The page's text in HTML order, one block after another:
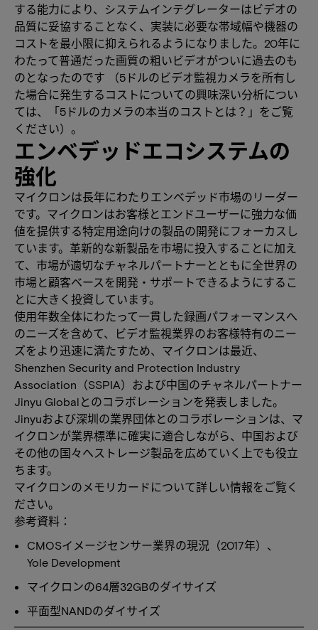
する能力により、システムインテグレーターはビデオの
品質に妥協することなく、実装に必要な帯域幅や機器の
コストを最小限に抑えられるようになりました。20年に
わたって普通だった画質の粗いビデオがついに過去のも
のとなったのです （5ドルのビデオ監視カメラを所有し
た場合に発生するコストについての興味深い分析につい
ては、「5ドルのカメラの本当のコストとは？」をご覧
ください）。
エンベデッドエコシステムの
強化
マイクロンは長年にわたりエンベデッド市場のリーダー
です。マイクロンはお客様とエンドユーザーに強力な価
値を提供する特定用途向けの製品の開発にフォーカスし
ています。革新的な新製品を市場に投入することに加え
て、市場が適切なチャネルパートナーとともに全世界の
市場と顧客ベースを開発・サポートできるようにするこ
とに大きく投資しています。
使用年数全体にわたって一貫した録画パフォーマンスへ
のニーズを含めて、ビデオ監視業界のお客様特有のニー
ズをより迅速に満たすため、マイクロンは最近、
Shenzhen Security and Protection Industry
Association（SSPIA）および中国のチャネルパートナー
Jinyu Globalとのコラボレーションを発表しました。
Jinyuおよび深圳の業界団体とのコラボレーションは、マ
イクロンが業界標準に確実に適合しながら、中国および
その他の国々へストレージ製品を広めていく上でも役立
ちます。
マイクロンのメモリカードについて詳しい情報をご覧く
ださい。
参考資料：
CMOSイメージセンサー業界の現況（2017年）、
Yole Development
マイクロンの64層32GBのダイサイズ
平面型NANDのダイサイズ